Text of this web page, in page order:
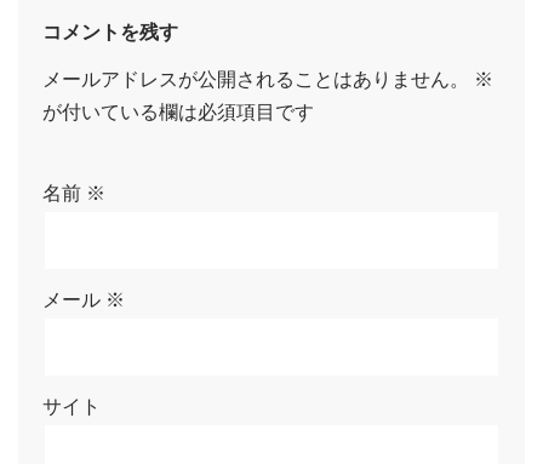
コメントを残す
メールアドレスが公開されることはありません。
※
が付いている欄は必須項目です
名前 ※
メール ※
サイト